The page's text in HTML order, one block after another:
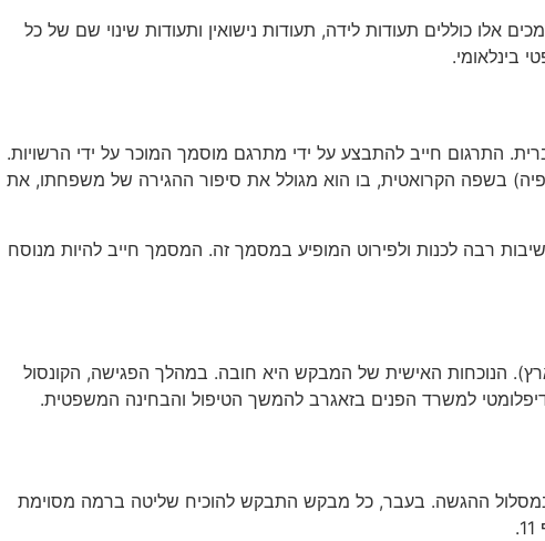
כוללים תעודות לידה, תעודות נישואין ותעודות שינוי שם של כל
בינלאומי.
התרגום חייב להתבצע על ידי מתרגם מוסמך המוכר על ידי הרשויות.
בשפה הקרואטית, בו הוא מגולל את סיפור ההגירה של משפחתו, את
רבה לכנות ולפירוט המופיע במסמך זה. המסמך חייב להיות מנוסח
הנוכחות האישית של המבקש היא חובה. במהלך הפגישה, הקונסול
למשרד הפנים בזאגרב להמשך הטיפול והבחינה המשפטית.
במסלול ההגשה. בעבר, כל מבקש התבקש להוכיח שליטה ברמה מסוימת